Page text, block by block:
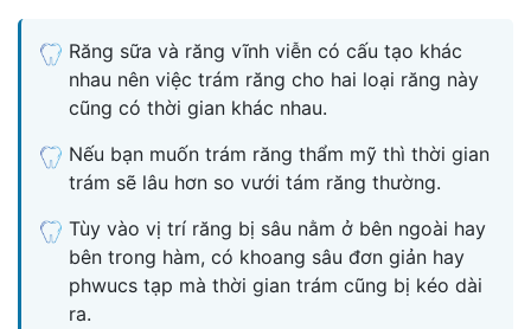
Răng sữa và răng vĩnh viễn có cấu tạo khác
nhau nên việc trám răng cho hai loại răng này
cũng có thời gian khác nhau.
Nếu bạn muốn trám răng thẩm mỹ thì thời gian
trám sẽ lâu hơn so vưới tám răng thường.
Tùy vào vị trí răng bị sâu nằm ở bên ngoài hay
bên trong hàm, có khoang sâu đơn giản hay
phwucs tạp mà thời gian trám cũng bị kéo dài
ra.